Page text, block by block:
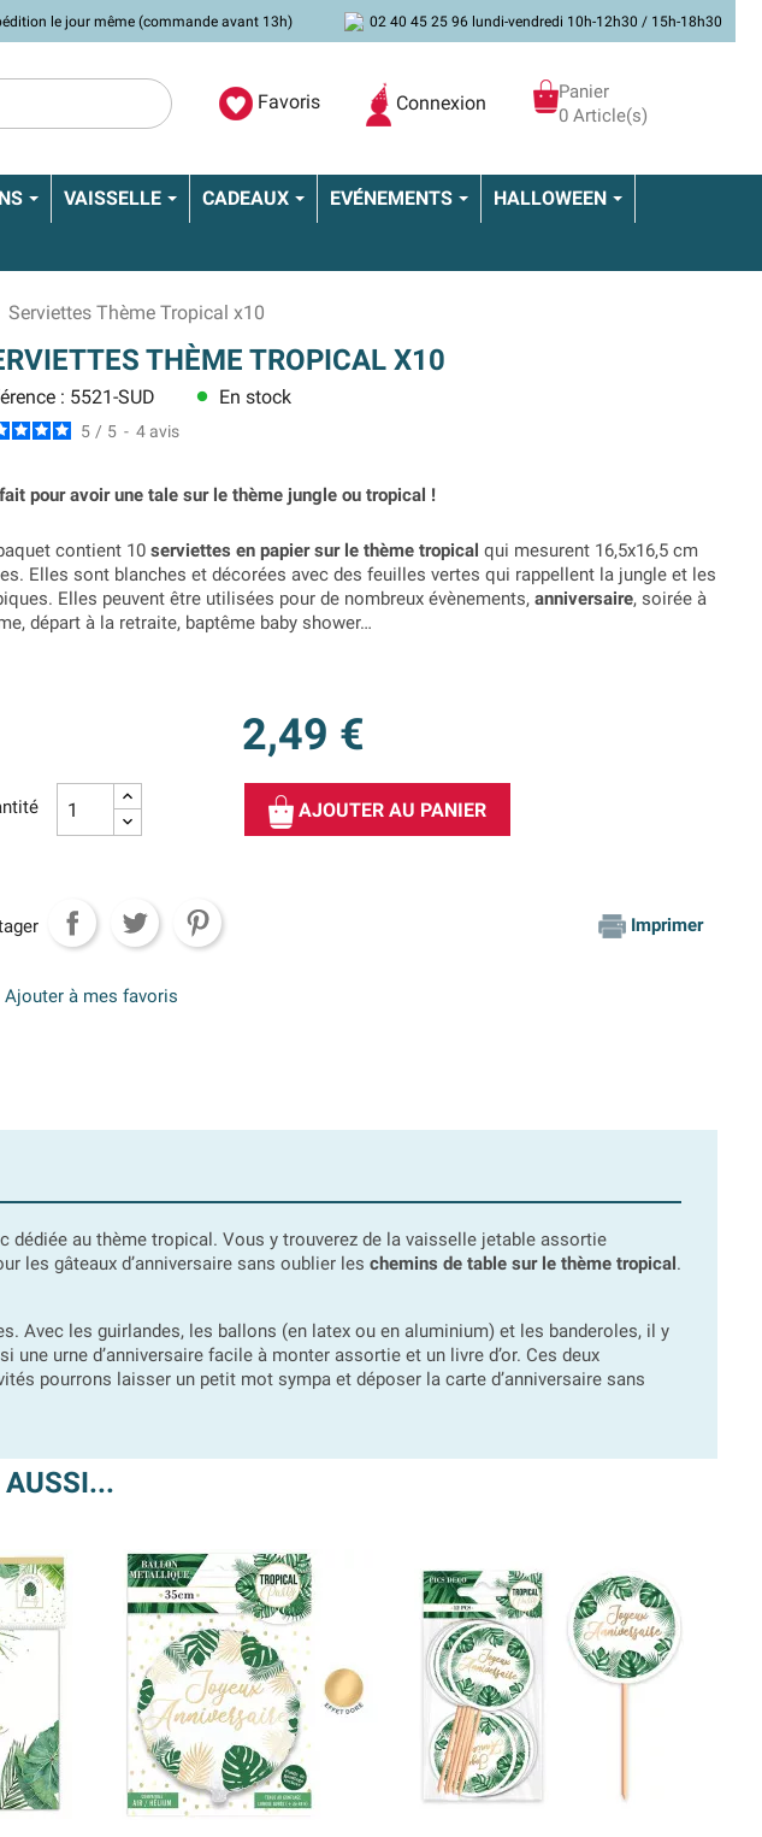
le jour même (commande avant 13h) 02 40 45 25 96 lundi-vendredi 10h-12h30 / 15h-18h30
Favoris Connexion
Panier
0 Article(s)
VAISSELLE CADEAUX EVÉNEMENTS HALLOWEEN
Serviettes Thème Tropical x10
THÈME TROPICAL X10
: 5521-SUD lens En stock
5 / 5 - 4 avis
pour avoir une tale sur le thème jungle ou tropical !
contient 10 serviettes en papier sur le thème tropical qui mesurent 16,5x16,5 cm
Elles sont blanches et décorées avec des feuilles vertes qui rappellent la jungle et les
Elles peuvent être utilisées pour de nombreux évènements, anniversaire, soirée à
départ à la retraite, baptême baby shower…
2,49 €
AJOUTER AU PANIER
Imprimer
Ajouter à mes favoris
dédiée au thème tropical. Vous y trouverez de la vaisselle jetable assortie
les gâteaux d’anniversaire sans oublier les chemins de table sur le thème tropical.
Avec les guirlandes, les ballons (en latex ou en aluminium) et les banderoles, il y
une urne d’anniversaire facile à monter assortie et un livre d’or. Ces deux
pourrons laisser un petit mot sympa et déposer la carte d’anniversaire sans